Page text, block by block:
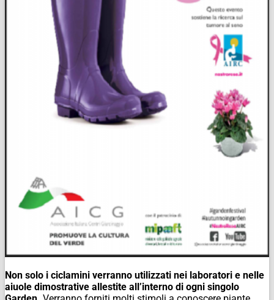
Non solo i ciclamini verranno utilizzati nei laboratori e nelle
aiuole dimostrative allestite all’interno di ogni singolo